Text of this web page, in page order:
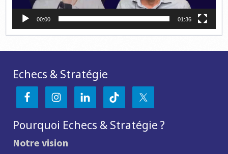
00:00 01:36
Echecs & Stratégie
Pourquoi Echecs & Stratégie ?
Notre vision